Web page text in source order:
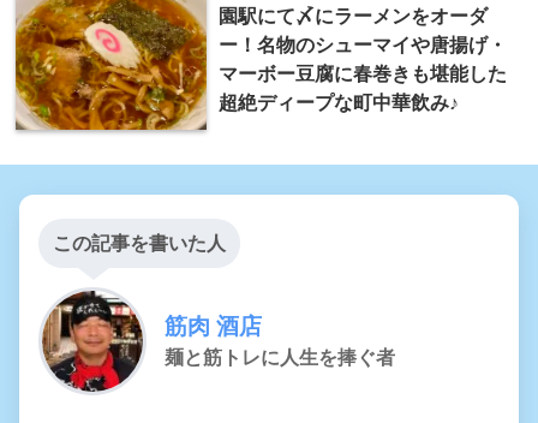
園駅にて〆にラーメンをオーダ
ー！名物のシューマイや唐揚げ・
マーボー豆腐に春巻きも堪能した
超絶ディープな町中華飲み♪
この記事を書いた人
筋肉 酒店
麺と筋トレに人生を捧ぐ者